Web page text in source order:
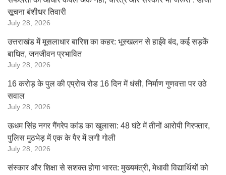
सूचना बंशीधर तिवारी
July 28, 2026
उत्तराखंड में मूसलाधार बारिश का कहर: भूस्खलन से हाईवे बंद, कई सड़कें
बाधित, जनजीवन प्रभावित
July 28, 2026
16 करोड़ के पुल की एप्रोच रोड 16 दिन में धंसी, निर्माण गुणवत्ता पर उठे
सवाल
July 28, 2026
ऊधम सिंह नगर गैंगरेप कांड का खुलासा: 48 घंटे में तीनों आरोपी गिरफ्तार,
पुलिस मुठभेड़ में एक के पैर में लगी गोली
July 28, 2026
संस्कार और शिक्षा से सशक्त होगा भारत: मुख्यमंत्री, मेधावी विद्यार्थियों को